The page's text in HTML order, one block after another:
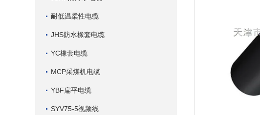
耐低温柔性电缆
JHS防水橡套电缆
YC橡套电缆
MCP采煤机电缆
YBF扁平电缆
SYV75-5视频线